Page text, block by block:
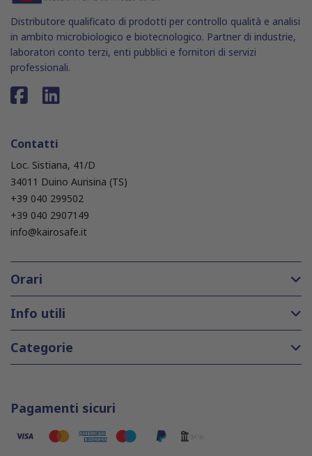
Distributore qualificato di prodotti per controllo qualità e analisi
in ambito microbiologico e biotecnologico. Partner di industrie,
laboratori conto terzi, enti pubblici e fornitori di servizi
professionali.
Contatti
Loc. Sistiana, 41/D
34011 Duino Aurisina (TS)
+39 040 299502
+39 040 2907149
info@kairosafe.it
Orari
Info utili
Categorie
Pagamenti sicuri